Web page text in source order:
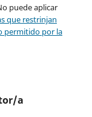
puede aplicar
que restrinjan
permitido por la
a